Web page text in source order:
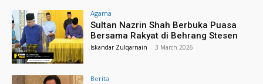
Agama
Sultan Nazrin Shah Berbuka Puasa
Bersama Rakyat di Behrang Stesen
Iskandar Zulqarnain - 3 March 2026
Berita